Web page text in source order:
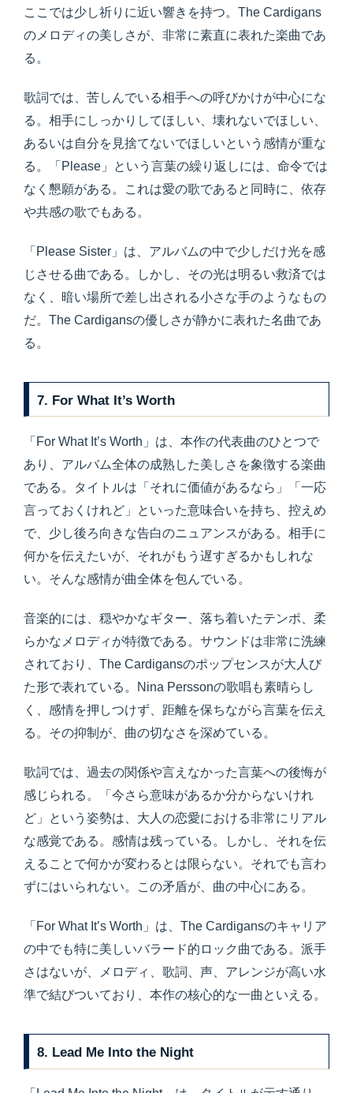
ここでは少し祈りに近い響きを持つ。The Cardigans
のメロディの美しさが、非常に素直に表れた楽曲であ
る。
歌詞では、苦しんでいる相手への呼びかけが中心にな
る。相手にしっかりしてほしい、壊れないでほしい、
あるいは自分を見捨てないでほしいという感情が重な
る。「Please」という言葉の繰り返しには、命令では
なく懇願がある。これは愛の歌であると同時に、依存
や共感の歌でもある。
「Please Sister」は、アルバムの中で少しだけ光を感
じさせる曲である。しかし、その光は明るい救済では
なく、暗い場所で差し出される小さな手のようなもの
だ。The Cardigansの優しさが静かに表れた名曲であ
る。
7. For What It’s Worth
「For What It’s Worth」は、本作の代表曲のひとつで
あり、アルバム全体の成熟した美しさを象徴する楽曲
である。タイトルは「それに価値があるなら」「一応
言っておくけれど」といった意味合いを持ち、控えめ
で、少し後ろ向きな告白のニュアンスがある。相手に
何かを伝えたいが、それがもう遅すぎるかもしれな
い。そんな感情が曲全体を包んでいる。
音楽的には、穏やかなギター、落ち着いたテンポ、柔
らかなメロディが特徴である。サウンドは非常に洗練
されており、The Cardigansのポップセンスが大人び
た形で表れている。Nina Perssonの歌唱も素晴らし
く、感情を押しつけず、距離を保ちながら言葉を伝え
る。その抑制が、曲の切なさを深めている。
歌詞では、過去の関係や言えなかった言葉への後悔が
感じられる。「今さら意味があるか分からないけれ
ど」という姿勢は、大人の恋愛における非常にリアル
な感覚である。感情は残っている。しかし、それを伝
えることで何かが変わるとは限らない。それでも言わ
ずにはいられない。この矛盾が、曲の中心にある。
「For What It’s Worth」は、The Cardigansのキャリア
の中でも特に美しいバラード的ロック曲である。派手
さはないが、メロディ、歌詞、声、アレンジが高い水
準で結びついており、本作の核心的な一曲といえる。
8. Lead Me Into the Night